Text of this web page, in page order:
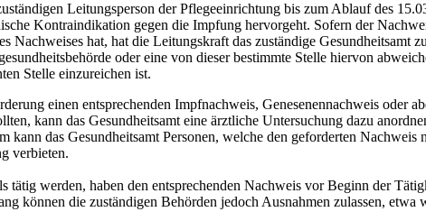
Leitungsperson der Pflegeeinrichtung bis zum Ablauf des
Kontraindikation gegen die Impfung hervorgeht. Sofern der
hat, hat die Leitungskraft das zuständige Gesundheitsamt
oder eine von dieser bestimmte Stelle hiervon
Stelle einzureichen ist.
einen entsprechenden Impfnachweis, Genesenennachweis oder
kann das Gesundheitsamt eine ärztliche Untersuchung dazu
das Gesundheitsamt Personen, welche den geforderten Nachweis
verbieten.
tätig werden, haben den entsprechenden Nachweis vor Beginn der
können die zuständigen Behörden jedoch Ausnahmen zulassen, etwa